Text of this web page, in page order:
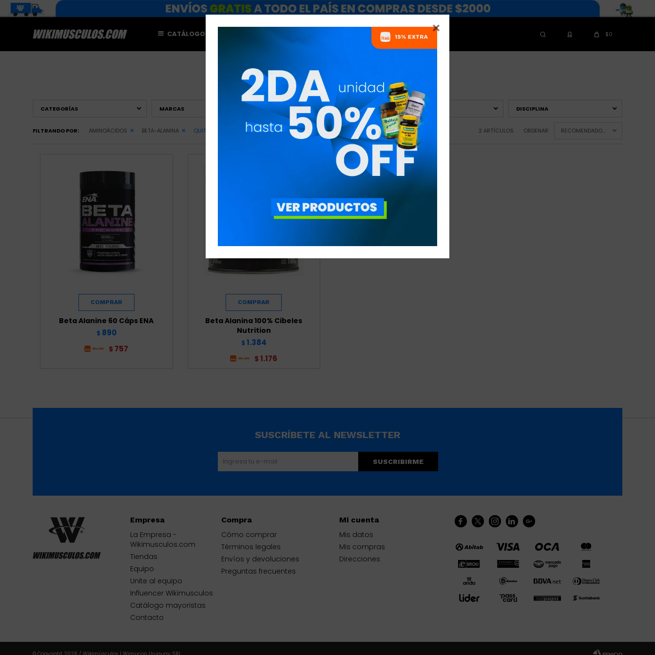

CATÁLOGO NUTRICIONISTAS $0
BETA-ALANINA
CATEGORÍAS MARCAS PRECIO($) OBJETIVO DISCIPLINA
FILTRANDO POR: AMINOÁCIDOS BETA-ALANINA QUITAR FILTROS 2 ARTÍCULOS ORDENAR: RECOMENDADOS
Beta Alanine 60 Cáps ENA
$ 890
$ 757
Beta Alanina 100% Cibeles
Nutrition
$ 1.384
$ 1.176
    
Empresa
La Empresa -
Wikimusculos.com
Tiendas
Equipo
Unite al equipo
Influencer Wikimusculos
Catálogo mayoristas
Contacto
Compra
Cómo comprar
Términos legales
Envíos y devoluciones
Preguntas frecuentes
Mi cuenta
Mis datos
Mis compras
Direcciones
SUSCRÍBETE AL NEWSLETTER
SUSCRIBIRME